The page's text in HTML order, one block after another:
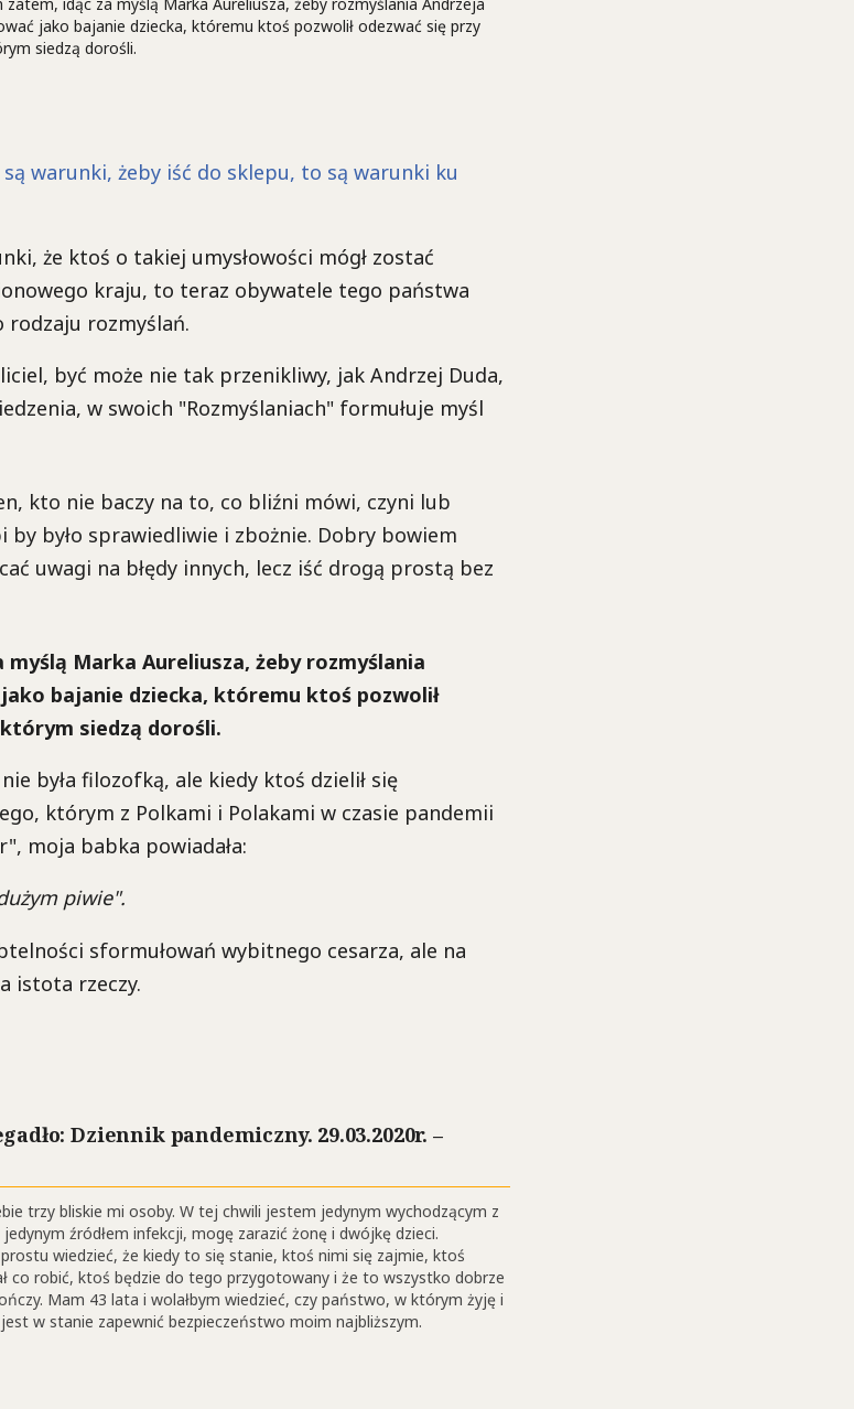
jako bajanie dziecka, któremu ktoś pozwolił odezwać się przy
siedzą dorośli.
warunki, żeby iść do sklepu, to są warunki ku
że ktoś o takiej umysłowości mógł zostać
kraju, to teraz obywatele tego państwa
rodzaju rozmyślań.
być może nie tak przenikliwy, jak Andrzej Duda,
w swoich "Rozmyślaniach" formułuje myśl
kto nie baczy na to, co bliźni mówi, czyni lub
by było sprawiedliwie i zbożnie. Dobry bowiem
uwagi na błędy innych, lecz iść drogą prostą bez
myślą Marka Aureliusza, żeby rozmyślania
bajanie dziecka, któremu ktoś pozwolił
siedzą dorośli.
była filozofką, ale kiedy ktoś dzielił się
którym z Polkami i Polakami w czasie pandemii
moja babka powiadała:
piwie".
sformułowań wybitnego cesarza, ale na
istota rzeczy.
Dziennik pandemiczny. 29.03.2020r. –
trzy bliskie mi osoby. W tej chwili jestem jedynym wychodzącym z
źródłem infekcji, mogę zarazić żonę i dwójkę dzieci.
prostu wiedzieć, że kiedy to się stanie, ktoś nimi się zajmie, ktoś
co robić, ktoś będzie do tego przygotowany i że to wszystko dobrze
Mam 43 lata i wolałbym wiedzieć, czy państwo, w którym żyję i
w stanie zapewnić bezpieczeństwo moim najbliższym.